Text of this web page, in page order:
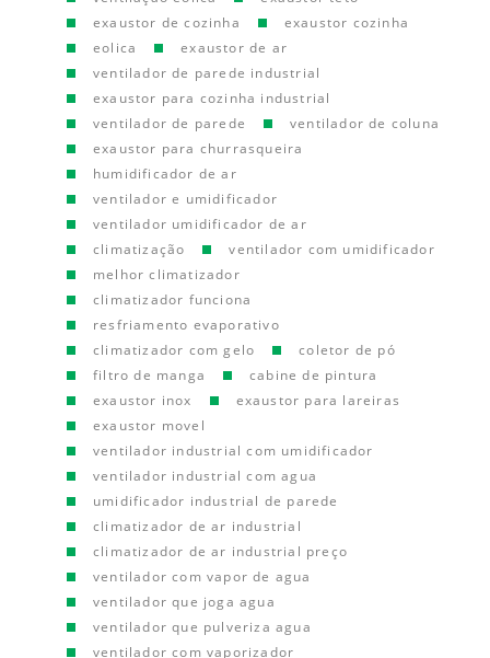
exaustor de cozinha
exaustor cozinha
eolica
exaustor de ar
ventilador de parede industrial
exaustor para cozinha industrial
ventilador de parede
ventilador de coluna
exaustor para churrasqueira
humidificador de ar
ventilador e umidificador
ventilador umidificador de ar
climatização
ventilador com umidificador
melhor climatizador
climatizador funciona
resfriamento evaporativo
climatizador com gelo
coletor de pó
filtro de manga
cabine de pintura
exaustor inox
exaustor para lareiras
exaustor movel
ventilador industrial com umidificador
ventilador industrial com agua
umidificador industrial de parede
climatizador de ar industrial
climatizador de ar industrial preço
ventilador com vapor de agua
ventilador que joga agua
ventilador que pulveriza agua
ventilador com vaporizador